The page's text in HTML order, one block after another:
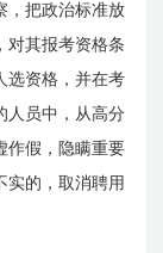
，把政治标准放
对其报考资格条
选资格，并在考
人员中，从高分
作假，隐瞒重要
实的，取消聘用